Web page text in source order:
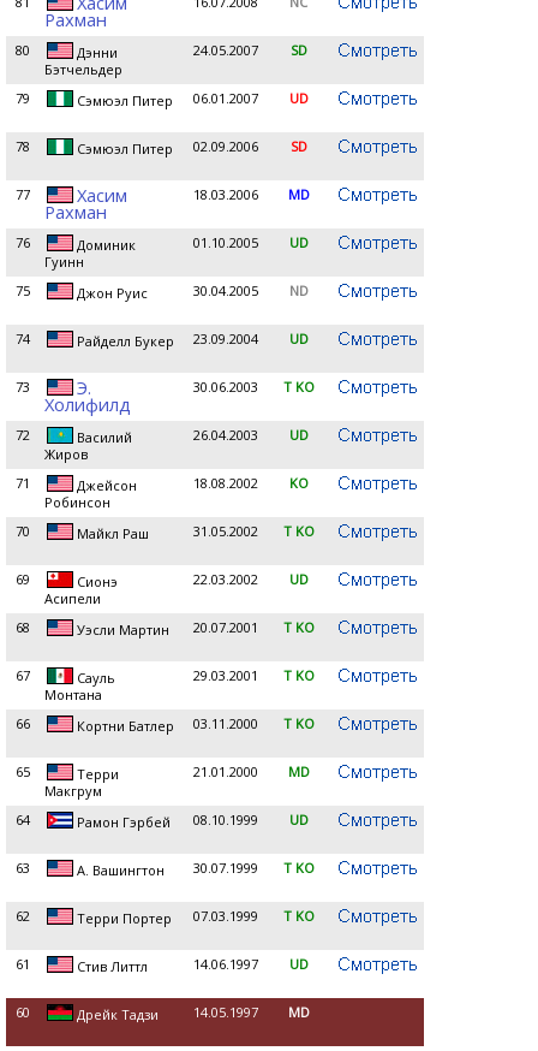
Рахман
80
Дэнни
Бэтчельдер
24.05.2007 SD
79 Сэмюэл Питер 06.01.2007 UD
78 Сэмюэл Питер 02.09.2006 SD
77 Хасим
Рахман
18.03.2006 MD
76
Доминик
Гуинн
01.10.2005 UD
75 Джон Руис 30.04.2005 ND
74 Райделл Букер 23.09.2004 UD
73 Э.
Холифилд
30.06.2003 T KO
72
Василий
Жиров
26.04.2003 UD
71
Джейсон
Робинсон
18.08.2002 KO
70 Майкл Раш 31.05.2002 T KO
69
Сионэ
Асипели
22.03.2002 UD
68 Уэсли Мартин 20.07.2001 T KO
67
Сауль
Монтана
29.03.2001 T KO
66 Кортни Батлер 03.11.2000 T KO
65
Терри
Макгрум
21.01.2000 MD
64 Рамон Гэрбей 08.10.1999 UD
63 А. Вашингтон 30.07.1999 T KO
62 Терри Портер 07.03.1999 T KO
61 Стив Литтл 14.06.1997 UD
60 Дрейк Тадзи 14.05.1997 MD